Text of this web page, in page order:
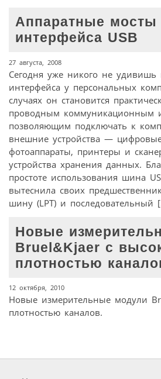
Аппаратные мосты
интерфейса USB
27 августа, 2008
Сегодня уже никого не удивишь
интерфейса у персональных
случаях он становится
проводным коммуникационным
позволяющим подключать к
внешние устройства —
фотоаппараты, принтеры и
устройства хранения данных.
простоте использования шина
вытеснила своих
шину (LPT) и последовательный
Новые
Bruel&Kjaer с
плотностью
12 октября, 2010
Новые измерительные модули
плотностью каналов.